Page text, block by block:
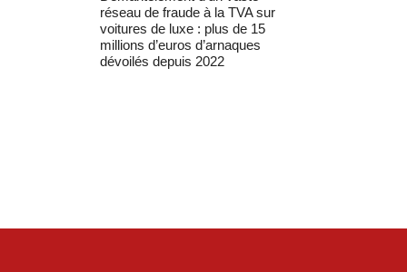
réseau de fraude à la TVA sur
voitures de luxe : plus de 15
millions d’euros d’arnaques
dévoilés depuis 2022